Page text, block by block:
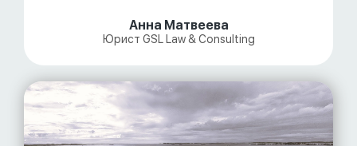
Анна Матвеева
Юрист GSL Law & Consulting